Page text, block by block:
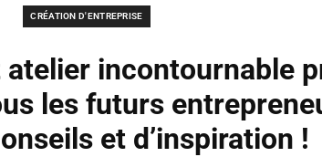
CRÉATION D'ENTREPRISE
atelier incontournable
les futurs
et d’inspiration !